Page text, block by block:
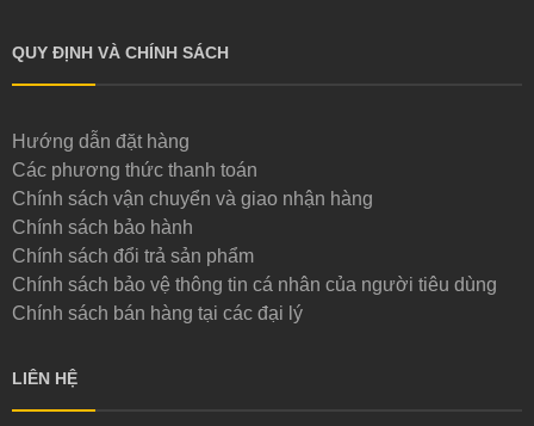
QUY ĐỊNH VÀ CHÍNH SÁCH
Hướng dẫn đặt hàng
Các phương thức thanh toán
Chính sách vận chuyển và giao nhận hàng
Chính sách bảo hành
Chính sách đổi trả sản phẩm
Chính sách bảo vệ thông tin cá nhân của người tiêu dùng
Chính sách bán hàng tại các đại lý
LIÊN HỆ